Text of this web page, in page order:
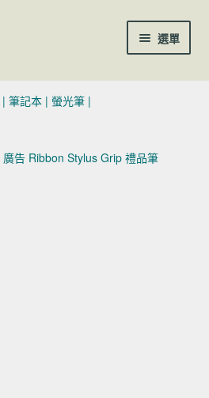
選單
筆記本| 螢光筆|
廣告 Ribbon Stylus Grip 禮品筆